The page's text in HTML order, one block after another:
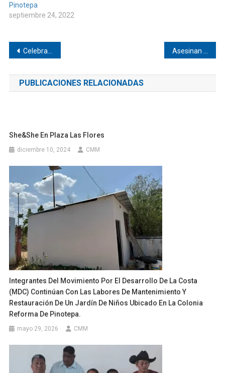
Pinotepa
septiembre 24, 2022
Navegación
de
entradas
Celebran el día del hombre en Pinotepa
PUBLICACIONES RELACIONADAS
She&She En Plaza Las Flores
diciembre 10, 2024 CMM
Integrantes Del Movimiento Por El Desarrollo De La Costa
(MDC) Continúan Con Las Labores De Mantenimiento Y
Restauración De Un Jardín De Niños Ubicado En La Colonia
Reforma De Pinotepa.
mayo 29, 2026 CMM